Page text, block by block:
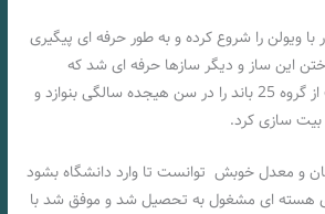
ویولن را شروع کرده و به طور حرفه ای پیگیری
این ساز و دیگر سازها حرفه ای شد که
توانست بیت چند آهنگ از گروه 25 باند را در سن هیجده سالگی بنوازد و
بیت سازی کرد.
و معدل خوبش توانست تا وارد دانشگاه بشود
هسته ای مشغول به تحصیل شد و موفق شد با